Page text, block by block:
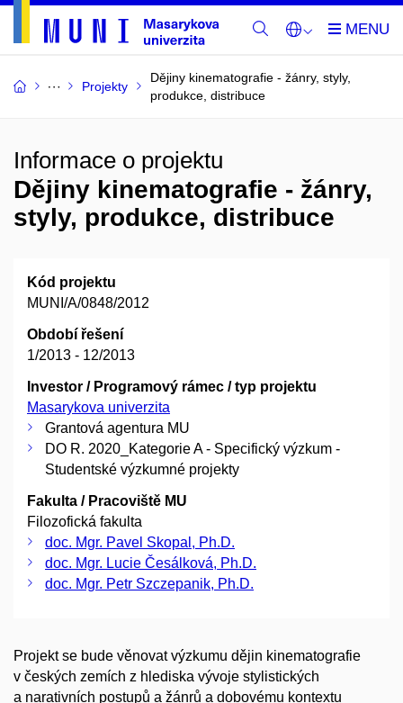
Projekty
Dějiny kinematografie - žánry, styly,
produkce, distribuce
Informace o projektu
Dějiny kinematografie - žánry,
styly, produkce, distribuce
Kód projektu
MUNI/A/0848/2012
Období řešení
1/2013 - 12/2013
Investor / Programový rámec / typ projektu
Masarykova univerzita
Grantová agentura MU
DO R. 2020_Kategorie A - Specifický výzkum -
Studentské výzkumné projekty
Fakulta / Pracoviště MU
Filozofická fakulta
doc. Mgr. Pavel Skopal, Ph.D.
doc. Mgr. Lucie Česálková, Ph.D.
doc. Mgr. Petr Szczepanik, Ph.D.
Projekt se bude věnovat výzkumu dějin kinematografie
v českých zemích z hlediska vývoje stylistických
a narativních postupů a žánrů a dobovému kontextu